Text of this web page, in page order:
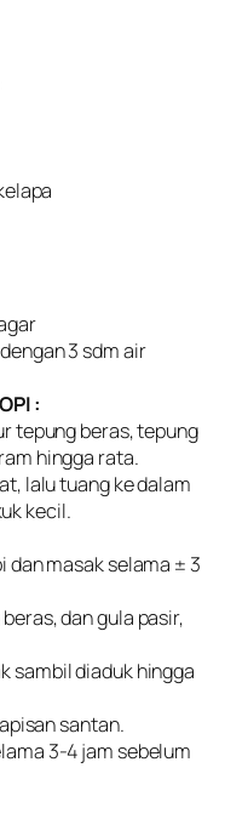
3 sdm air
:
tepung beras, tepung
hingga rata.
lalu tuang ke dalam
kecil.
dan masak selama ± 3
dan gula pasir,
sambil diaduk hingga
santan.
3-4 jam sebelum